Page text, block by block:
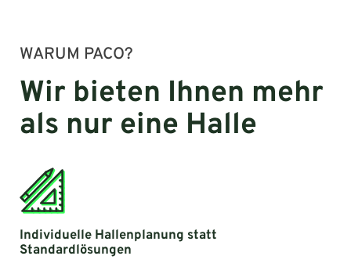
WARUM PACO?
Wir bieten Ihnen mehr
als nur eine Halle
Individuelle Hallenplanung statt
Standardlösungen